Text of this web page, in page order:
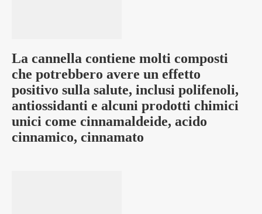
La cannella contiene molti composti
che potrebbero avere un effetto
positivo sulla salute, inclusi polifenoli,
antiossidanti e alcuni prodotti chimici
unici come cinnamaldeide, acido
cinnamico, cinnamato